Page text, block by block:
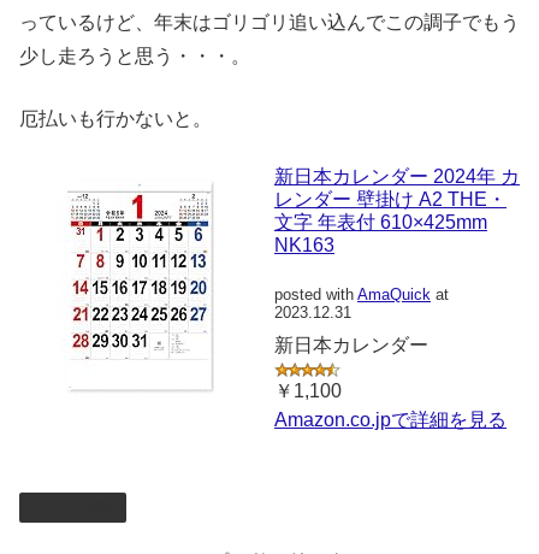
っているけど、年末はゴリゴリ追い込んでこの調子でもう
少し走ろうと思う・・・。
厄払いも行かないと。
新日本カレンダー 2024年 カ
レンダー 壁掛け A2 THE・
文字 年表付 610×425mm
NK163
posted with AmaQuick at
2023.12.31
新日本カレンダー
￥1,100
Amazon.co.jpで詳細を見る